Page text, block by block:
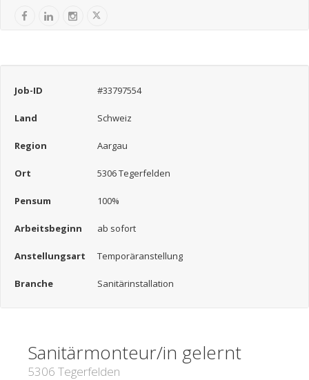
Job-ID #33797554
Land Schweiz
Region Aargau
Ort 5306 Tegerfelden
Pensum 100%
Arbeitsbeginn ab sofort
Anstellungsart Temporäranstellung
Branche Sanitärinstallation
Sanitärmonteur/in gelernt
5306 Tegerfelden